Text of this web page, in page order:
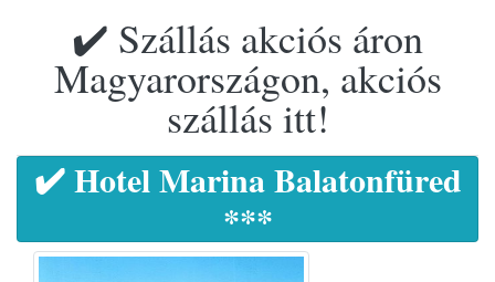
✔️ Szállás akciós áron
Magyarországon, akciós
szállás itt!
✔️ Hotel Marina Balatonfüred
***